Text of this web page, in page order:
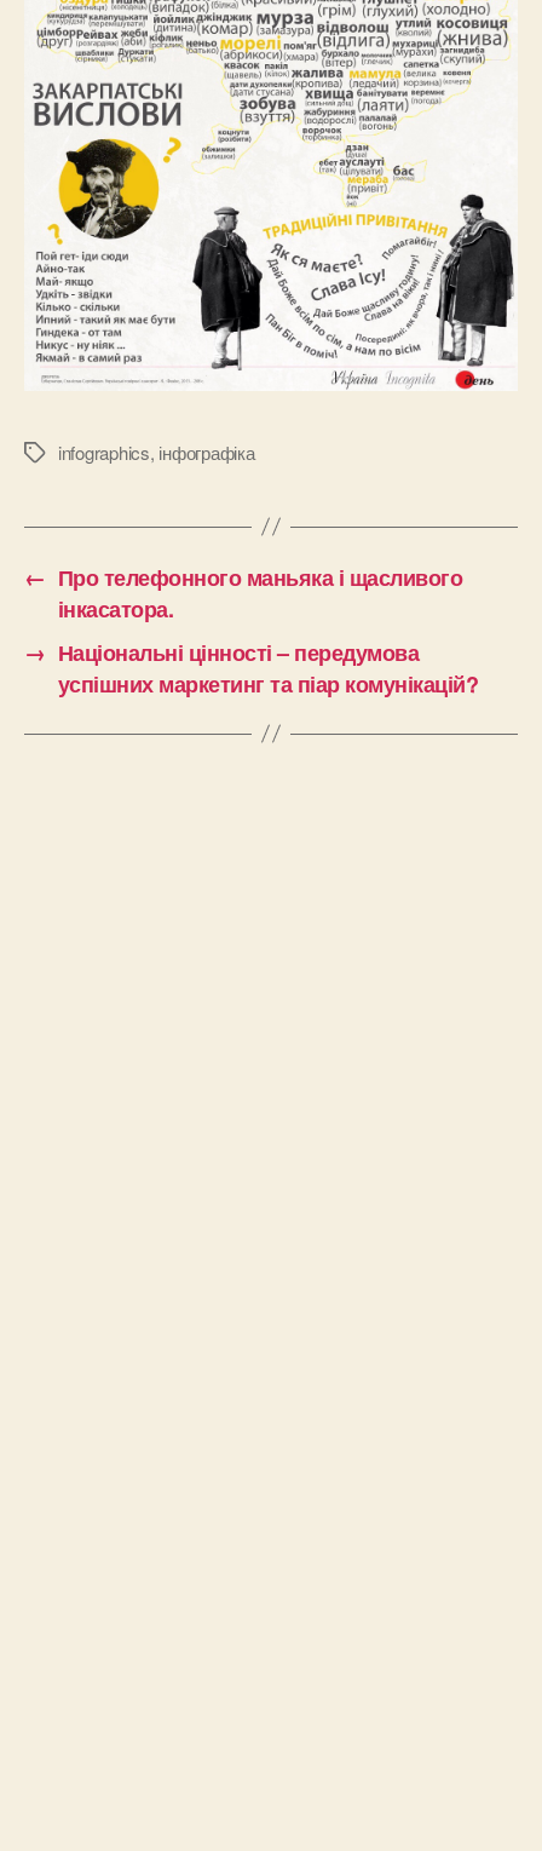
Позначкиinfographics, інфографіка
← Про телефонного маньяка і щасливого
інкасатора.
→ Національні цінності – передумова
успішних маркетинг та піар комунікацій?